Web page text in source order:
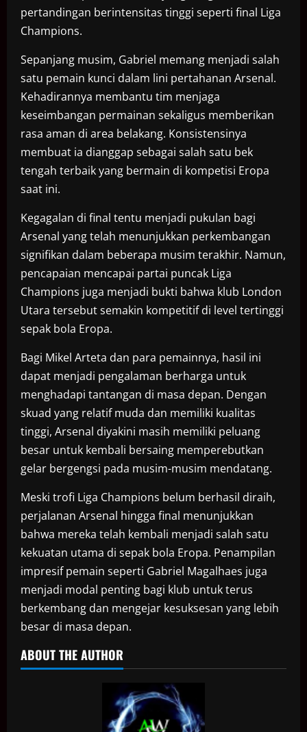
pertandingan berintensitas tinggi seperti final Liga
Champions.
Sepanjang musim, Gabriel memang menjadi salah
satu pemain kunci dalam lini pertahanan Arsenal.
Kehadirannya membantu tim menjaga
keseimbangan permainan sekaligus memberikan
rasa aman di area belakang. Konsistensinya
membuat ia dianggap sebagai salah satu bek
tengah terbaik yang bermain di kompetisi Eropa
saat ini.
Kegagalan di final tentu menjadi pukulan bagi
Arsenal yang telah menunjukkan perkembangan
signifikan dalam beberapa musim terakhir. Namun,
pencapaian mencapai partai puncak Liga
Champions juga menjadi bukti bahwa klub London
Utara tersebut semakin kompetitif di level tertinggi
sepak bola Eropa.
Bagi Mikel Arteta dan para pemainnya, hasil ini
dapat menjadi pengalaman berharga untuk
menghadapi tantangan di masa depan. Dengan
skuad yang relatif muda dan memiliki kualitas
tinggi, Arsenal diyakini masih memiliki peluang
besar untuk kembali bersaing memperebutkan
gelar bergengsi pada musim-musim mendatang.
Meski trofi Liga Champions belum berhasil diraih,
perjalanan Arsenal hingga final menunjukkan
bahwa mereka telah kembali menjadi salah satu
kekuatan utama di sepak bola Eropa. Penampilan
impresif pemain seperti Gabriel Magalhaes juga
menjadi modal penting bagi klub untuk terus
berkembang dan mengejar kesuksesan yang lebih
besar di masa depan.
ABOUT THE AUTHOR